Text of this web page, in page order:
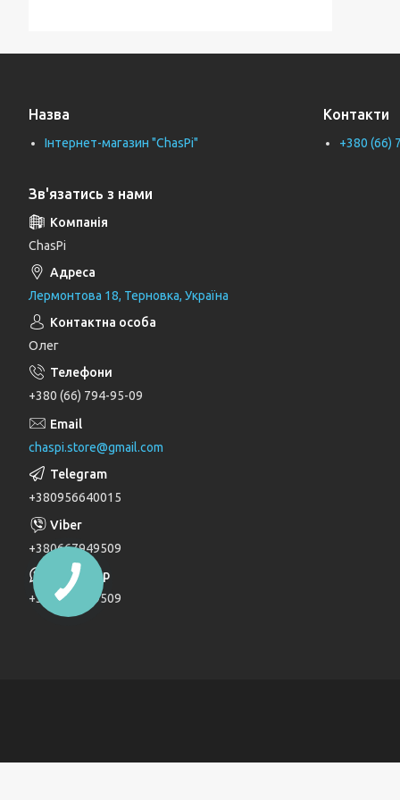
Труби каналізаційні
Унітази
Циркуляційні насоси
Генератори
Шлангові під'єднання та перемикаючі
вентилі
Тримачі, кронштейни та штанги для
душу
Лійки для душу
Душові комплекти
Трапи
Паяльники для пластикових труб
Дзеркала
Дитячі ліжечка
Кухонні модулі
Назва
Інтернет-магазин "ChasPi"
Контакти
+380 (66)
Зв'язатись з нами
ChasPi
Лермонтова 18, Терновка, Україна
Олег
+380 (66) 794-95-09
chaspi.store@gmail.com
+380956640015
+380667949509
+380667949509